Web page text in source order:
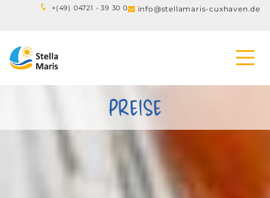
+(49) 04721 - 39 30 0 info@stellamaris-cuxhaven.de
PREISE